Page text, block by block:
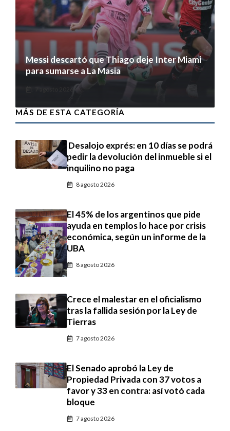
Messi descartó que Thiago deje Inter Miami
para sumarse a La Masia
MÁS DE ESTA CATEGORÍA
Desalojo exprés: en 10 días se podrá
pedir la devolución del inmueble si el
inquilino no paga
8 agosto 2026
El 45% de los argentinos que pide
ayuda en templos lo hace por crisis
económica, según un informe de la
UBA
8 agosto 2026
Crece el malestar en el oficialismo
tras la fallida sesión por la Ley de
Tierras
7 agosto 2026
El Senado aprobó la Ley de
Propiedad Privada con 37 votos a
favor y 33 en contra: así votó cada
bloque
7 agosto 2026